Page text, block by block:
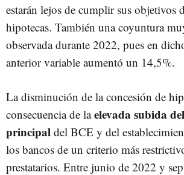
estarán lejos de cumplir sus objetivos
hipotecas. También una coyuntura
observada durante 2022, pues en
anterior variable aumentó un 14,5%.
La disminución de la concesión de
consecuencia de laelevada subida
principal del BCE y del
los bancos de un criterio más
prestatarios. Entre junio de 2022 y